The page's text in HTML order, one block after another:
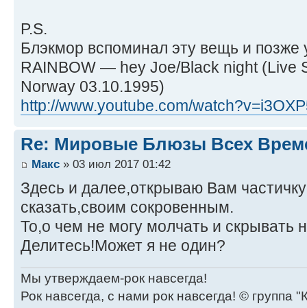
P.S.
Блэкмор вспоминал эту вещь и позже
RAINBOW — hey Joe/Black night (Live
Norway 03.10.1995)
http://www.youtube.com/
Re: Мировые Блюзы Всех
Макс » 03 июл 2017 01:42
Здесь и далее,открываю Вам
сказать,своим сокровенным.
То,о чем не могу молчать и скрывать
Делитесь!Может я не один?
Мы утверждаем-рок навсегда!
Рок навсегда, с нами рок навсегда! © группа